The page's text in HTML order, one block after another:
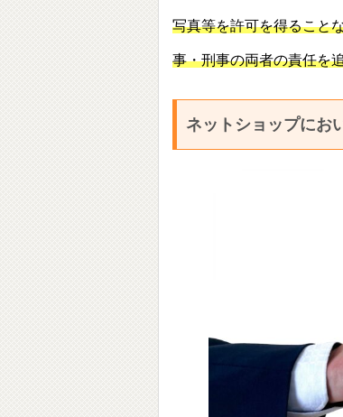
写真等を許可を得ること
事・刑事の両者の責任を
ネットショップにお